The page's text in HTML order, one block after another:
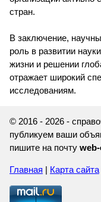
стран.
В заключение,
роль в развитии
жизни и решении
отражает широкий
исследованиям.
© 2016 - 2026 -
публикуем ваши
пишите на почту
Главная | Карта сайта